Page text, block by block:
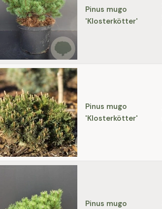
Pinus mugo
'Klosterkötter'
Pinus mugo
'Klosterkötter'
Pinus mugo